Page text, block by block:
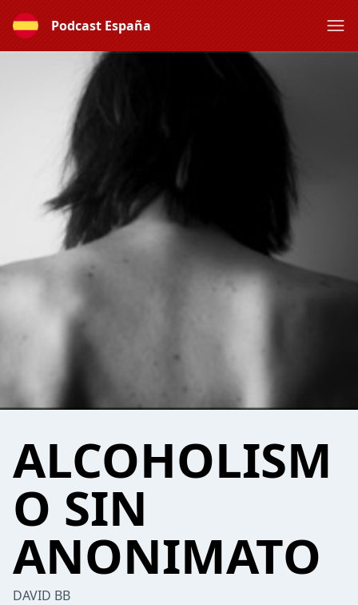
Podcast España
ALCOHOLISM
O SIN
ANONIMATO
DAVID BB